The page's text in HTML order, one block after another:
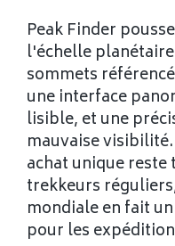
Peak Finder
l'échelle
sommets
une interface
lisible, et une
mauvaise
achat unique
trekkeurs
mondiale en fait
pour les